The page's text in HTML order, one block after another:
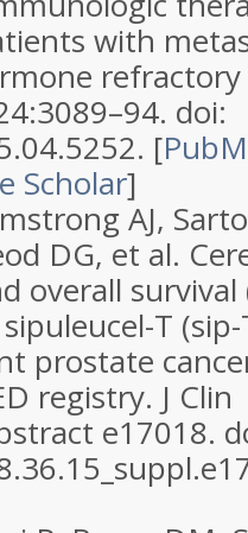
with
refractory
doi:
[
Scholar]
AJ,
DG, et al.
overall
T
prostate
registry. J Clin
e17018.